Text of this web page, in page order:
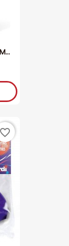
favorite_border